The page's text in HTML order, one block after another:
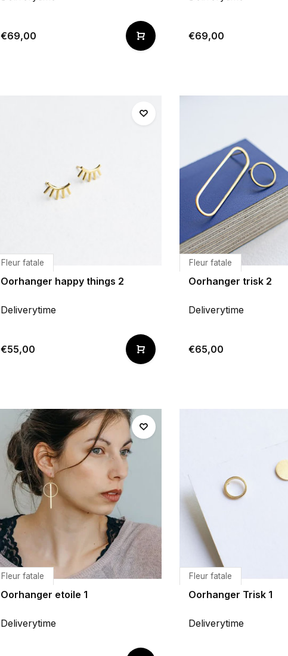
€69,00 €69,00
Fleur fatale
Oorhanger happy things 2
Deliverytime
€55,00
Fleur fatale
Oorhanger trisk 2
Deliverytime
€65,00
Fleur fatale
Oorhanger etoile 1
Deliverytime
Fleur fatale
Oorhanger Trisk 1
Deliverytime